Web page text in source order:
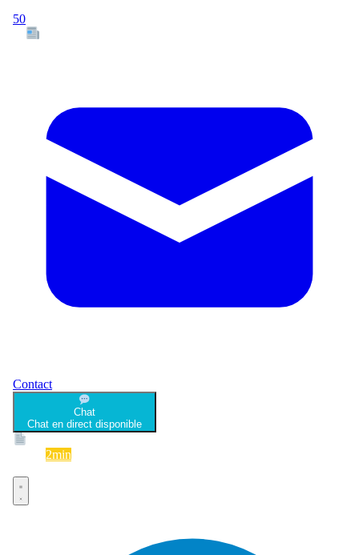
50
Contact
Chat
Chat en direct disponible
2min